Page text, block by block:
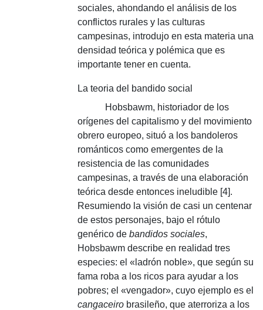
sociales, ahondando el análisis de los
conflictos rurales y las culturas
campesinas, introdujo en esta materia una
densidad teórica y polémica que es
importante tener en cuenta.
La teoria del bandido social
Hobsbawm, historiador de los
orígenes del capitalismo y del movimiento
obrero europeo, situó a los bandoleros
románticos como emergentes de la
resistencia de las comunidades
campesinas, a través de una elaboración
teórica desde entonces ineludible [4].
Resumiendo la visión de casi un centenar
de estos personajes, bajo el rótulo
genérico de bandidos sociales,
Hobsbawm describe en realidad tres
especies: el «ladrón noble», que según su
fama roba a los ricos para ayudar a los
pobres; el «vengador», cuyo ejemplo es el
cangaceiro brasileño, que aterroriza a los